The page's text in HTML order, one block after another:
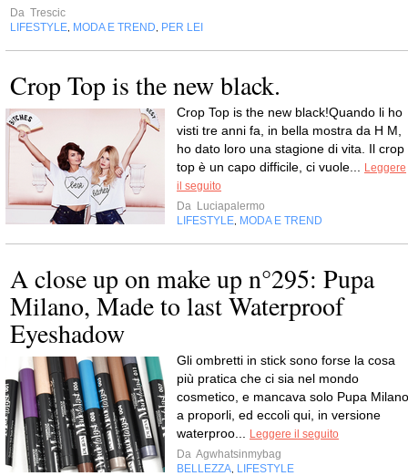
Da Trescic
LIFESTYLE MODA E TREND PER LEI
Crop Top is the new black.
Crop Top is the new black!Quando li ho
visti tre anni fa, in bella mostra da H M,
ho dato loro una stagione di vita. Il crop
top è un capo difficile, ci vuole...
Leggere
il seguito
Da Luciapalermo
LIFESTYLE MODA E TREND
A close up on make up n°295: Pupa
Milano, Made to last Waterproof
Eyeshadow
Gli ombretti in stick sono forse la cosa
più pratica che ci sia nel mondo
cosmetico, e mancava solo Pupa Milano
a proporli, ed eccoli qui, in versione
waterproo...
Leggere il seguito
Da Agwhatsinmybag
BELLEZZA LIFESTYLE